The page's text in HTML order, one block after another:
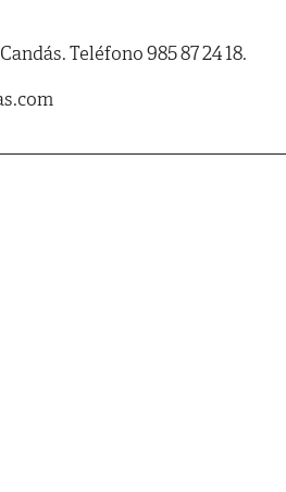
Teléfono 985 87 24 18.